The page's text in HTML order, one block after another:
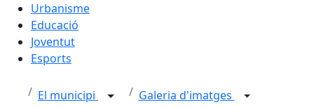
Urbanisme
Educació
Joventut
Esports
El municipi Galeria d'imatges